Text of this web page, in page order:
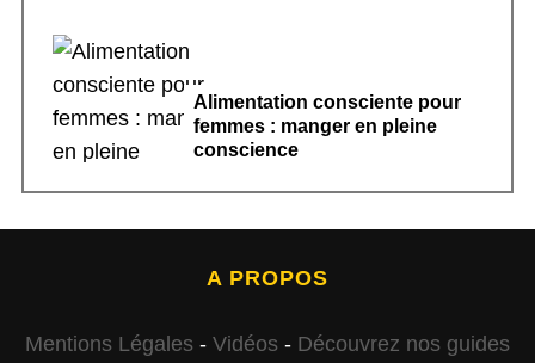
Alimentation consciente pour
femmes : manger en pleine
conscience
A PROPOS
Mentions Légales - Vidéos - Découvrez nos guides